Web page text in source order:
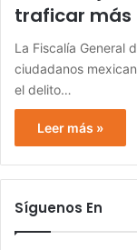
traficar más
La Fiscalía General
ciudadanos
el delito…
Leer más »
Síguenos En